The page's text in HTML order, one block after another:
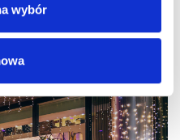
wybór